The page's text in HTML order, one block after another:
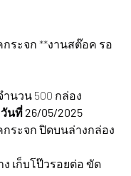
ระจก **งานสต๊อค รอ
นวน 500 กล่อง
นที่ 26/05/2025
ระจก ปิดบนล่างกล่อง
เก็บโป๊วรอยต่อ ขัด